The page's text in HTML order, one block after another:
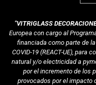
"VITRIGLASS
Europea con cargo al
financiada como parte de
COVID-19 (REACT-UE), para
natural y/o electricidad a
por el incremento de los
provocados por el impacto